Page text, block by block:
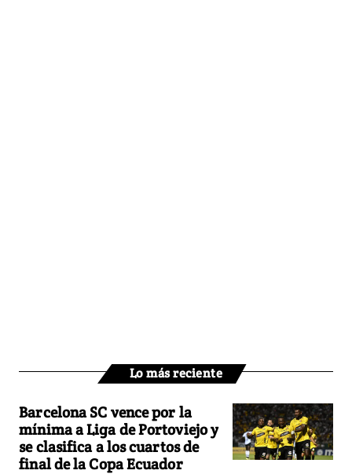
Lo más reciente
Barcelona SC vence por la
mínima a Liga de Portoviejo y
se clasifica a los cuartos de
final de la Copa Ecuador